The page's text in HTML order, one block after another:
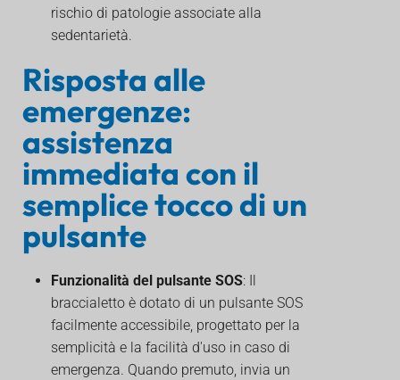
rischio di patologie associate alla
sedentarietà.
Risposta alle
emergenze:
assistenza
immediata con il
semplice tocco di un
pulsante
Funzionalità del pulsante SOS: Il
braccialetto è dotato di un pulsante SOS
facilmente accessibile, progettato per la
semplicità e la facilità d'uso in caso di
emergenza. Quando premuto, invia un